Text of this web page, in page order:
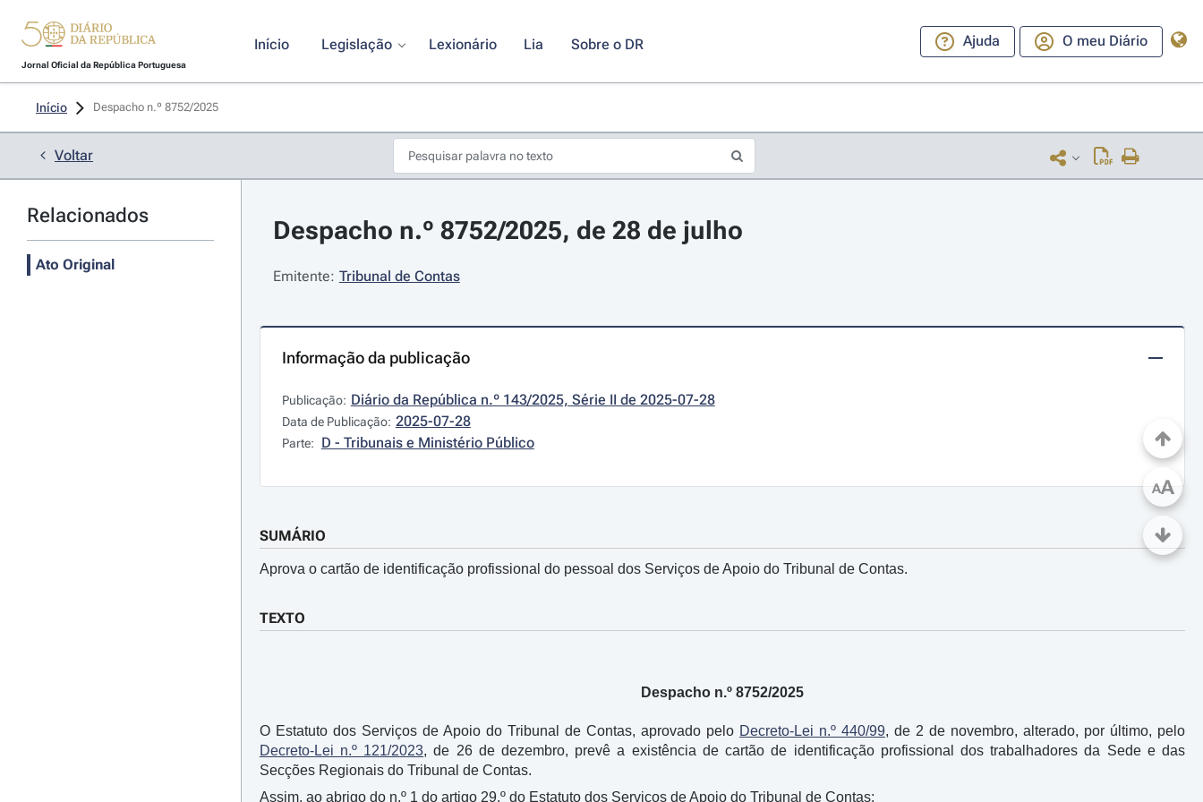
Jornal Oficial da República Portuguesa
Início Legislação Lexionário Lia Sobre o DR Ajuda O meu Diário
Início Despacho n.º 8752/2025
Voltar
Relacionados
Ato Original
Despacho n.º 8752/2025, de 28 de julho
Emitente: Tribunal de Contas
Informação da publicação
Publicação: Diário da República n.º 143/2025, Série II de 2025-07-28
Data de Publicação: 2025-07-28
Parte: D - Tribunais e Ministério Público
SUMÁRIO
Aprova o cartão de identificação profissional do pessoal dos Serviços de Apoio do Tribunal de Contas.
TEXTO
Despacho n.º 8752/2025
O Estatuto dos Serviços de Apoio do Tribunal de Contas, aprovado pelo Decreto-Lei n.º 440/99, de 2 de novembro, alterado, por último, pelo
Decreto-Lei n.º 121/2023, de 26 de dezembro, prevê a existência de cartão de identificação profissional dos trabalhadores da Sede e das
Secções Regionais do Tribunal de Contas.
Assim, ao abrigo do n.º 1 do artigo 29.º do Estatuto dos Serviços de Apoio do Tribunal de Contas:
AA